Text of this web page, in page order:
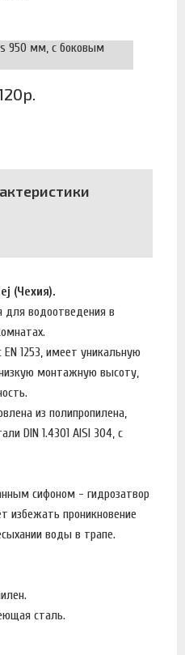
950 мм, с боковым
(Чехия).
для водоотведения в
1253, имеет уникальную
монтажную высоту,
из полипропилена,
DIN 1.4301 AISI 304, с
сифоном - гидрозатвор
избежать проникновение
воды в трапе.
сталь.